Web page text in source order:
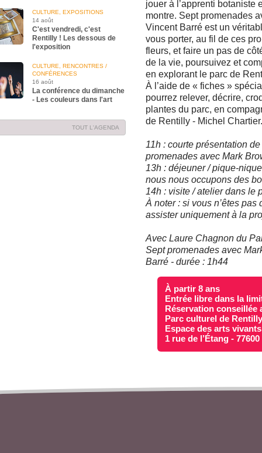
CULTURE, EXPOSITIONS
14 août
C'est vendredi, c'est
Rentilly ! Les dessous de
l'exposition
CULTURE, RENCONTRES /
CONFÉRENCES
16 août
La conférence du dimanche
- Les couleurs dans l'art
TOUT L'AGENDA
jouer à l’apprenti botaniste
montre. Sept promenades
Vincent Barré est un
vous porter, au fil de ces
fleurs, et faire un pas de
de la vie, poursuivez et
en explorant le parc de
À l’aide de « fiches »
pourrez relever, décrire,
plantes du parc, en
de Rentilly - Michel Chartier.
11h : courte présentation
promenades avec Mark
13h : déjeuner / pique-
nous nous occupons des
14h : visite / atelier dans le
À noter : si vous n’êtes
assister uniquement à la
Avec Laure Chagnon du
Sept promenades avec
Barré - durée : 1h44
À partir 8 ans
Entrée libre dans la
Réservation conseillée
Parc culturel de
Espace des arts vivants
1 rue de l’Étang -